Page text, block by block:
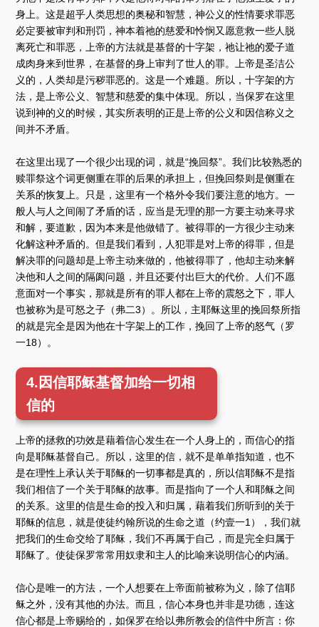
身上。这是超乎人类思想的奥秘和智慧，神公义的性情要求罪恶
必定要被审判和刑罚，神本着祂的慈爱和怜悯又愿意救一些人脱
离死亡和罪恶，上帝的方法就是基督的十字架，祂让祂的爱子道
成肉身来到世界，在基督的身上审判了世人的罪。上帝是圣洁公
义的，人类却是污秽罪恶的。这是一个难题。所以，十字架的方
法，是上帝公义、智慧和慈爱的集中体现。所以，当保罗在这里
说到神的义的时候，其实所表明的正是上帝的公义和因信称义之
间并不矛盾。
在这里出现了一个很少出现的词，就是“挽回祭”。我们比较熟悉的
赎罪祭这个词更侧重在罪的后果的承担上，但挽回祭则是侧重在
关系的恢复上。只是，这里有一个格外令我们要注意的地方。一
般人与人之间闹了矛盾的话，应当是无理的那一方要主动来寻求
和解，要道歉，因为本来是他做错了。被得罪的一方很少主动来
化解这种矛盾的。但是我们看到，人犯罪是对上帝的得罪，但是
解决罪的问题却是上帝主动来做的，他被得罪了，他却主动来解
决他和人之间的隔阂问题，并且还要付出巨大的代价。人们不愿
意面对一个事实，那就是所有的罪人都在上帝的震怒之下，罪人
也被称为是可怒之子（弗二3）。所以，主耶稣这里的挽回祭所指
的就是完全是因为他在十字架上的工作，挽回了上帝的怒气（罗
一18）。
4.因信耶稣基督加给一切相
信的
上帝的拯救的功效是藉着信心发生在一个人身上的，而信心的指
向是耶稣基督自己。所以，这里的信，就不是单单指知道，也不
是在理性上承认关于耶稣的一切事都是真的，所以信耶稣不是指
我们相信了一个关于耶稣的故事。而是指向了一个人和耶稣之间
的关系。这里的信是生命的投入和归属，藉着我们所听到的关于
耶稣的信息，就是使徒约翰所说的生命之道（约壹一1），我们就
把我们的生命交给了耶稣，我们不再属于自己，而是完全归属于
耶稣了。使徒保罗常常用奴隶和主人的比喻来说明信心的内涵。
信心是唯一的方法，一个人想要在上帝面前被称为义，除了信耶
稣之外，没有其他的办法。而且，信心本身也并非是功德，连这
信心都是上帝赐给的，如保罗在给以弗所教会的信件中所言：你